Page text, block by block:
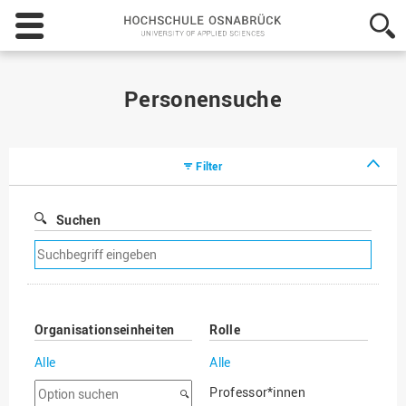
Hochschule
Osnabrück
-
Personensuche
Filter
Suchen
Suchfilter
entfernen
Organisationseinheiten
Alle
Option
Rolle
Alle
Professor*innen